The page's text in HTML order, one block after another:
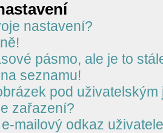
nastavení?
pásmo, ale je to
seznamu!
pod uživatelským
zařazení?
mailový odkaz